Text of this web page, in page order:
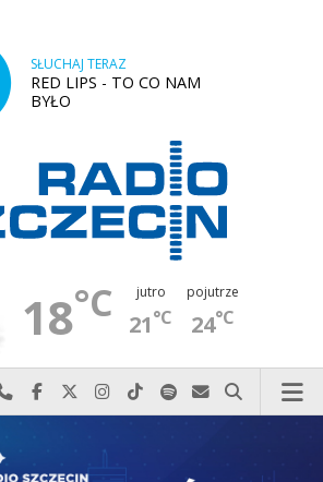
SŁUCHAJ TERAZ
RED LIPS - TO CO NAM
BYŁO
18°C jutro
21°C
pojutrze
24°C
Najlepiej po prostu do nas zadzwoń
Odwiedź nas na Facebook-u
Odwiedź nas na X
Odwiedź nas na Instagram-ie
Odwiedź nas na TikTok-u
Szukaj nas na Spotify
Wyślij do nas
Szukaj